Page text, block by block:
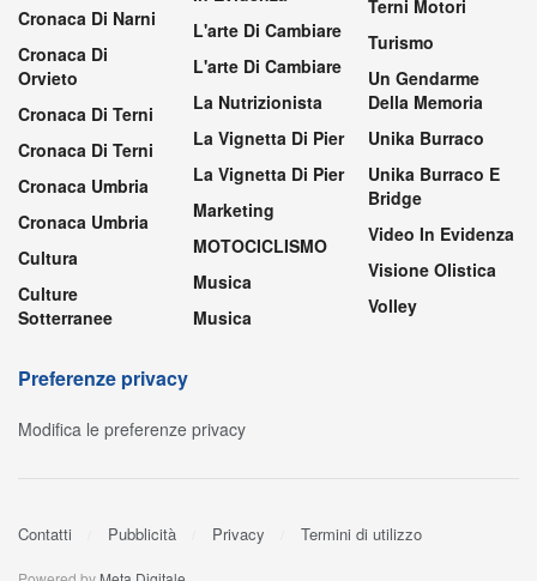
Cronaca Di Narni
Cronaca Di
Orvieto
Cronaca Di Terni
Cronaca Di Terni
Cronaca Umbria
Cronaca Umbria
Cultura
Culture
Sotterranee
L'arte Di Cambiare
L'arte Di Cambiare
La Nutrizionista
La Vignetta Di Pier
La Vignetta Di Pier
Marketing
MOTOCICLISMO
Musica
Musica
Terni Motori
Turismo
Un Gendarme
Della Memoria
Unika Burraco
Unika Burraco E
Bridge
Video In Evidenza
Visione Olistica
Volley
Preferenze privacy
Modifica le preferenze privacy
Contatti Pubblicità Privacy Termini di utilizzo